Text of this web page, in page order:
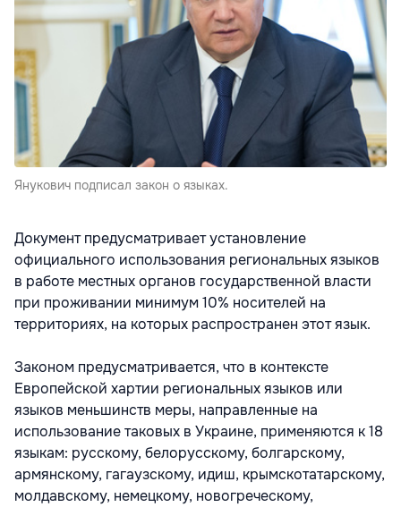
Янукович подписал закон о языках.
Документ предусматривает установление
официального использования региональных языков
в работе местных органов государственной власти
при проживании минимум 10% носителей на
территориях, на которых распространен этот язык.
Законом предусматривается, что в контексте
Европейской хартии региональных языков или
языков меньшинств меры, направленные на
использование таковых в Украине, применяются к 18
языкам: русскому, белорусскому, болгарскому,
армянскому, гагаузскому, идиш, крымскотатарскому,
молдавскому, немецкому, новогреческому,